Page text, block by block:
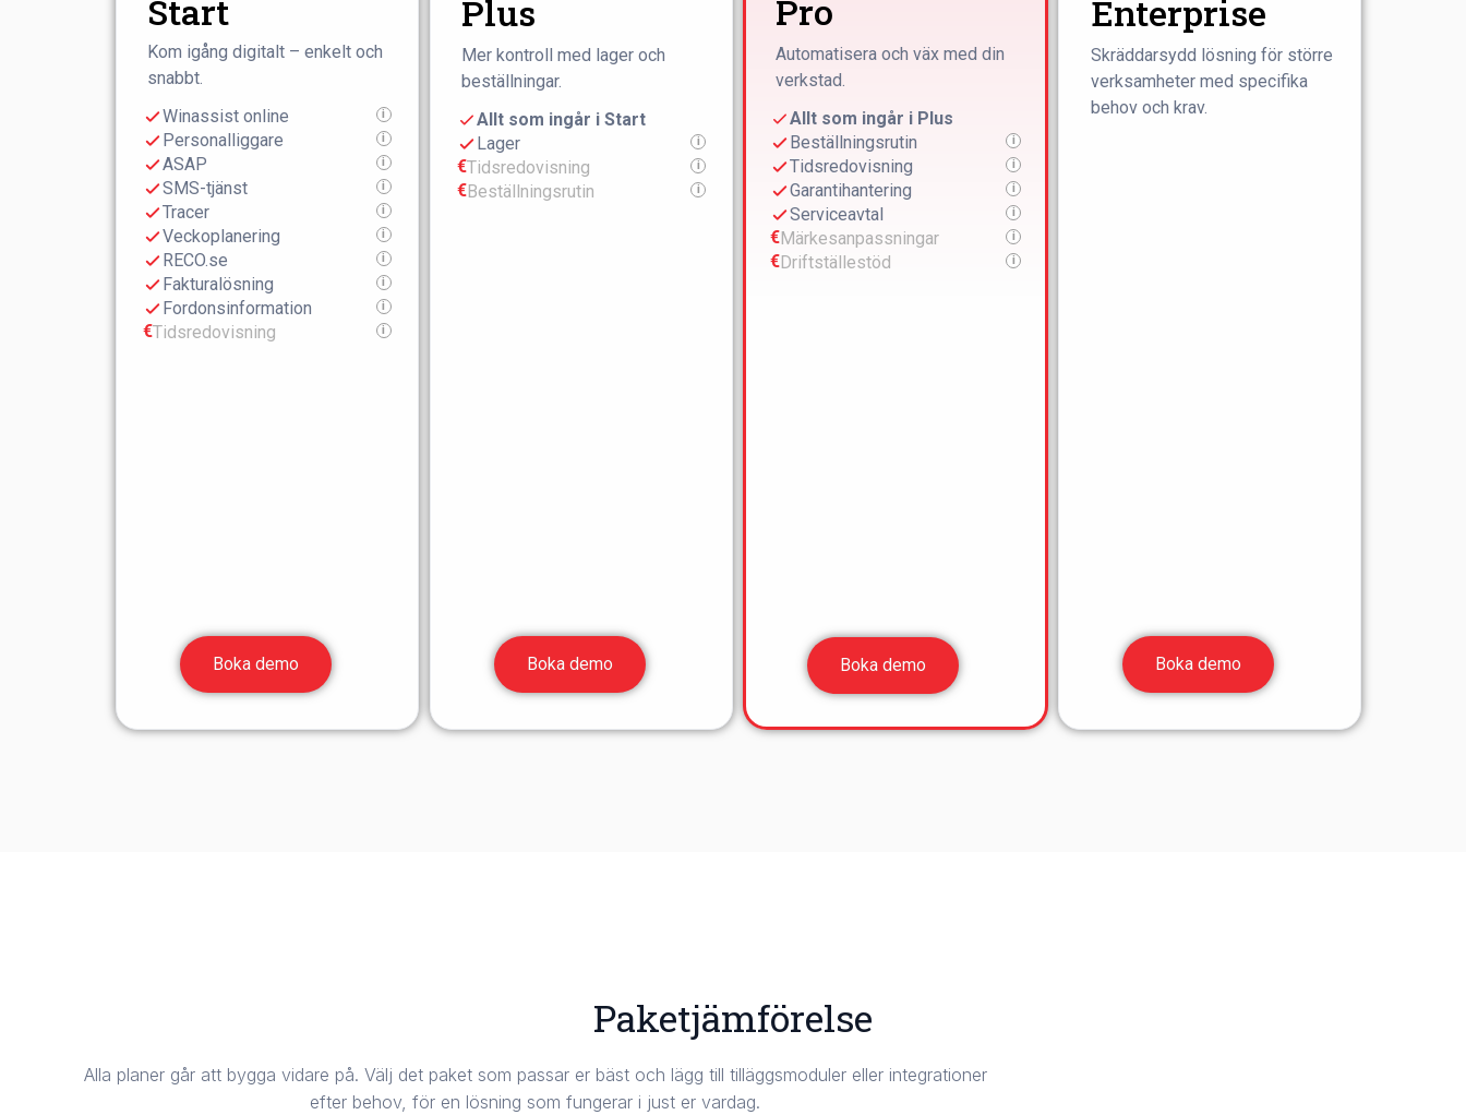
Start
Kom igång digitalt – enkelt och
snabbt.
Winassist online
i
Personalliggare i
ASAP i
SMS-tjänst i
Tracer i
Veckoplanering i
RECO.se i
Fakturalösning i
Fordonsinformation i
€Tidsredovisning i
Boka demo
Plus
Mer kontroll med lager och
beställningar.
Allt som ingår i Start
Lager
i
€Tidsredovisning i
€Beställningsrutin i
Boka demo
Pro
Automatisera och väx med din
verkstad.
Allt som ingår i Plus
Beställningsrutin
i
Tidsredovisning i
Garantihantering i
Serviceavtal i
Boka demo
€Märkesanpassningar i
€Driftställestöd i
Enterprise
Skräddarsydd lösning för större
verksamheter med specifika
behov och krav.
Boka demo
Paketjämförelse
Alla planer går att bygga vidare på. Välj det paket som passar er bäst och lägg till tilläggsmoduler eller integrationer
efter behov, för en lösning som fungerar i just er vardag.